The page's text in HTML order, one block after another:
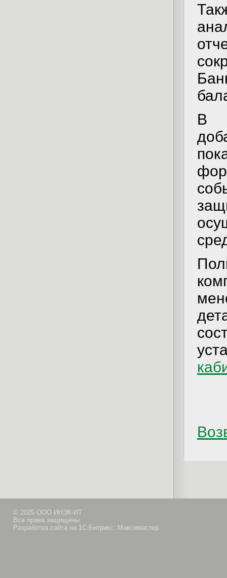
В
© 2025 ООО ИНЭК-ИТ
Все права защищены
Разработка сайта на 1С-Битрикс: Максимастер